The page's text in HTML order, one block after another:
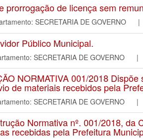
prorrogação de licença sem
SECRETARIA DE
Público Municipal.
SECRETARIA DE GOVERNO
NORMATIVA 001/2018
de materiais recebidos pela
SECRETARIA DE GOVERNO
Normativa nº. 001/2018,
recebidas pela Prefeitura